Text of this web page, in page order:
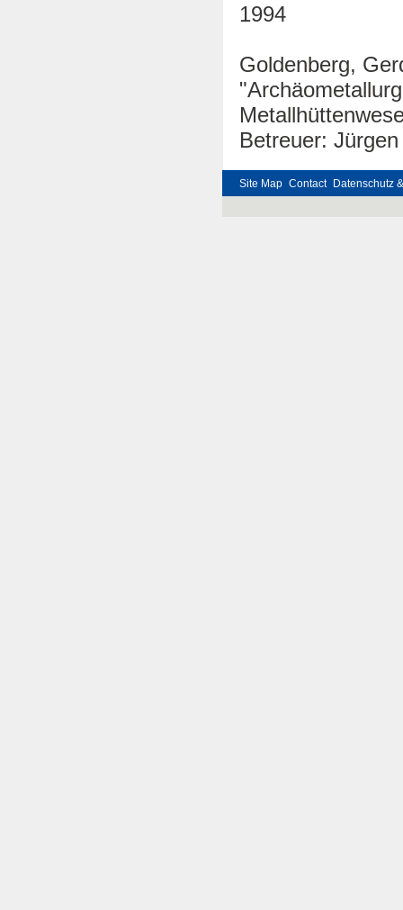
1994
Goldenberg,
Betreuer:
Site Map Contact Datenschutz